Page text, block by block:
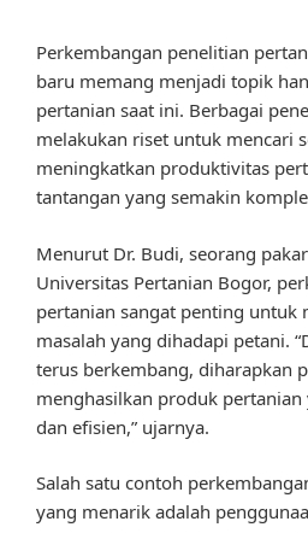
Perkembangan penelitian
baru memang menjadi topik
pertanian saat ini. Berbagai
melakukan riset untuk mencari
meningkatkan produktivitas
tantangan yang semakin
Menurut Dr. Budi, seorang
Universitas Pertanian Bogor,
pertanian sangat penting untuk
masalah yang dihadapi petani.
terus berkembang, diharapkan
menghasilkan produk
dan efisien,” ujarnya.
Salah satu contoh
yang menarik adalah